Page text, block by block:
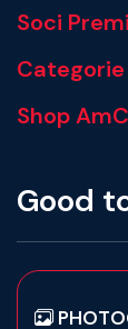
Soci
Shop
Good